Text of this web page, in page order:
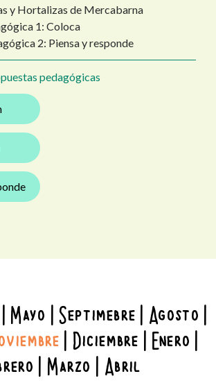
y Hortalizas de Mercabarna
1: Coloca
2: Piensa y responde
pedagógicas
Mayo Septimebre Agosto
Diciembre Enero
Marzo Abril